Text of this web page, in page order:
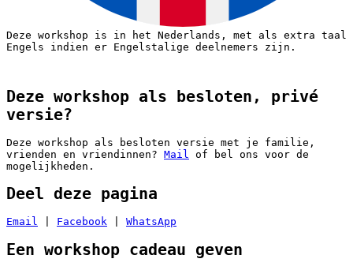
Deze workshop is in het Nederlands, met als extra taal
Engels indien er Engelstalige deelnemers zijn.
Deze workshop als besloten, privé
versie?
Deze workshop als besloten versie met je familie,
vrienden en vriendinnen? Mail of bel ons voor de
mogelijkheden.
Deel deze pagina
Email Facebook WhatsApp
Een workshop cadeau geven